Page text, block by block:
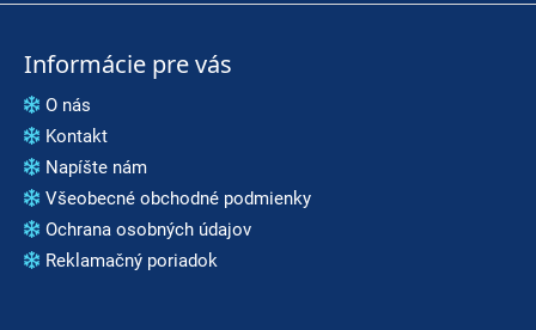
Informácie pre vás
O nás
Kontakt
Napíšte nám
Všeobecné obchodné podmienky
Ochrana osobných údajov
Reklamačný poriadok